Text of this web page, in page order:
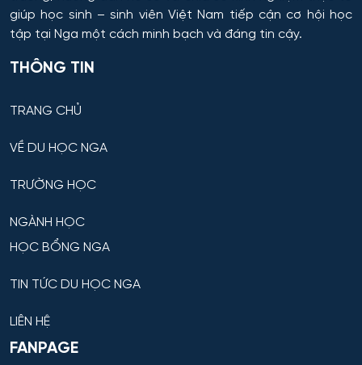
Cơ khí
Cơ nhiệt máy bay và vũ trụ
Cơ sở hạ tầng nhà ở và xã hội
Cơ điện tử và Robotics
Cấp nước và xử lý nước thải đô thị - công nghiệp
Di truyền học
Diễn xuất
Du lịch
Du lịch nghỉ dưỡng và hoạt động giải trí
giúp học sinh – sinh viên Việt Nam tiếp cận cơ hội học
tập tại Nga một cách minh bạch và đáng tin cậy.
THÔNG TIN
TRANG CHỦ
VỀ DU HỌC NGA
TRƯỜNG HỌC
NGÀNH HỌC
HỌC BỔNG NGA
TIN TỨC DU HỌC NGA
LIÊN HỆ
FANPAGE